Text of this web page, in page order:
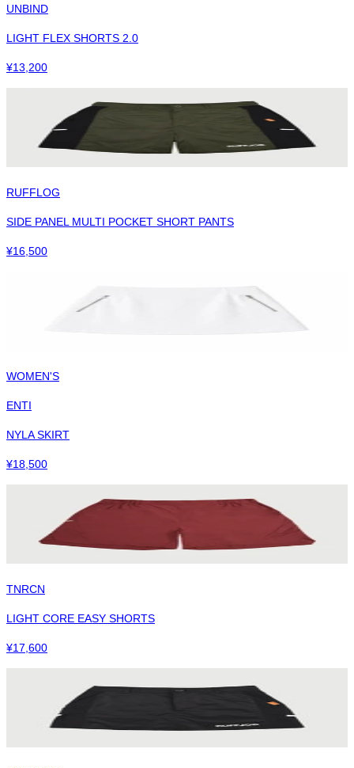
UNBIND
LIGHT FLEX SHORTS 2.0
¥13,200
RUFFLOG
SIDE PANEL MULTI POCKET SHORT PANTS
¥16,500
WOMEN'S
ENTI
NYLA SKIRT
¥18,500
TNRCN
LIGHT CORE EASY SHORTS
¥17,600